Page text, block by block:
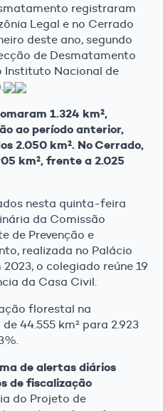
registraram
Legal e no Cerrado
deste ano, segundo
de Desmatamento
Instituto Nacional de
1.324 km²,
ao período anterior,
2.050 km². No Cerrado,
km², frente a 2.025
nesta quinta-feira
da Comissão
de Prevenção e
realizada no Palácio
o colegiado reúne 19
da Casa Civil.
florestal na
44.555 km² para 2.923
de alertas diários
de fiscalização
do Projeto de